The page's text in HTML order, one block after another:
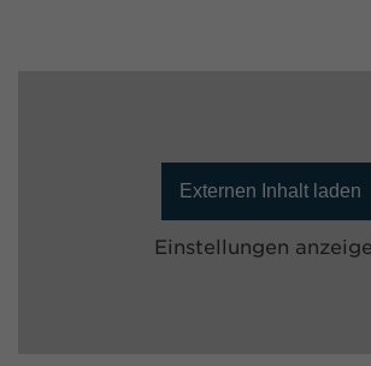
Externen Inhalt laden
Einstellungen